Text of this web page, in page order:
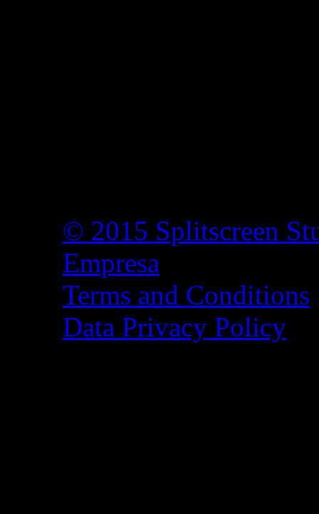
© 2015 Splitscreen
Empresa
Terms and Conditions
Data Privacy Policy